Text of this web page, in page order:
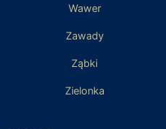
Wawer
Zawady
Ząbki
Zielonka